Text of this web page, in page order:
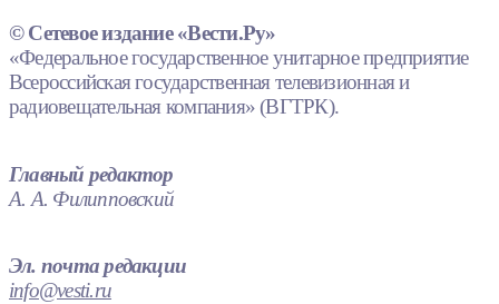
© Сетевое издание «Вести.Ру»
«Федеральное государственное унитарное предприятие
Всероссийская государственная телевизионная и
радиовещательная компания» (ВГТРК).
Главный редактор
А. А. Филипповский
Эл. почта редакции
info@vesti.ru